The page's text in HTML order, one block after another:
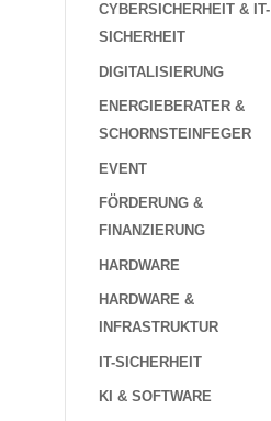
CYBERSICHERHEIT & IT-
SICHERHEIT
DIGITALISIERUNG
ENERGIEBERATER &
SCHORNSTEINFEGER
EVENT
FÖRDERUNG &
FINANZIERUNG
HARDWARE
HARDWARE &
INFRASTRUKTUR
IT-SICHERHEIT
KI & SOFTWARE